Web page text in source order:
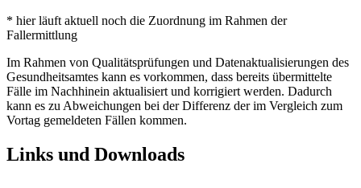
* hier läuft aktuell noch die Zuordnung im Rahmen der
Fallermittlung
Im Rahmen von Qualitätsprüfungen und Datenaktualisierungen des
Gesundheitsamtes kann es vorkommen, dass bereits übermittelte
Fälle im Nachhinein aktualisiert und korrigiert werden. Dadurch
kann es zu Abweichungen bei der Differenz der im Vergleich zum
Vortag gemeldeten Fällen kommen.
Links und Downloads